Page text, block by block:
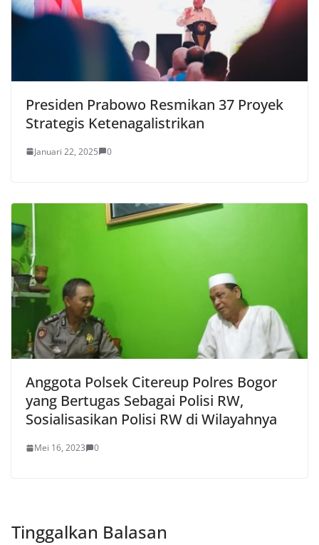
Presiden Prabowo Resmikan 37 Proyek
Strategis Ketenagalistrikan
Januari 22, 2025 0
Anggota Polsek Citereup Polres Bogor
yang Bertugas Sebagai Polisi RW,
Sosialisasikan Polisi RW di Wilayahnya
Mei 16, 2023 0
Tinggalkan Balasan